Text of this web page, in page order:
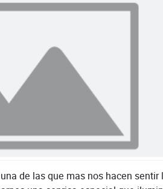
de las que mas nos hacen